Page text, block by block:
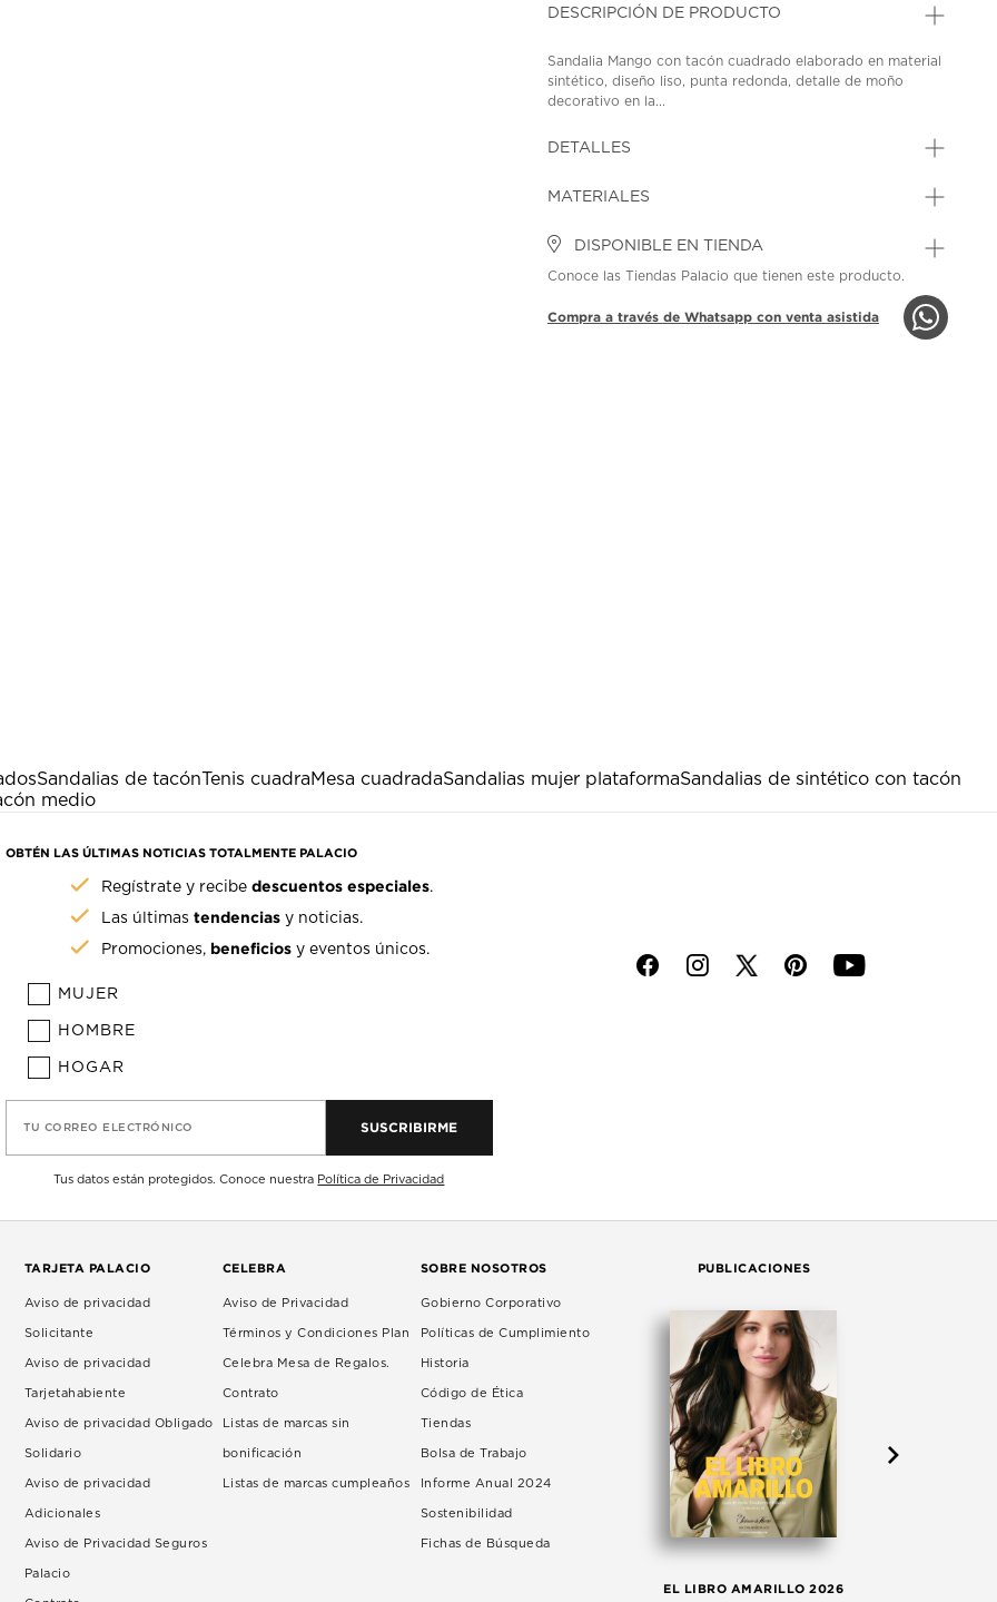
DESCRIPCIÓN DE PRODUCTO
Sandalia Mango con tacón cuadrado elaborado en material
sintético, diseño liso, punta redonda, detalle de moño
decorativo en la...
DETALLES
MATERIALES
DISPONIBLE EN TIENDA
Conoce las Tiendas Palacio que tienen este producto.
Compra a través de Whatsapp con venta asistida
Sandalias de tacónTenis cuadraMesa cuadradaSandalias mujer plataformaSandalias de sintético con tacón
medio
OBTÉN LAS ÚLTIMAS NOTICIAS TOTALMENTE PALACIO
Regístrate y recibedescuentos especiales.
Las últimastendencias y noticias.
Promociones, beneficios y eventos únicos.
MUJER
HOMBRE
HOGAR
TU CORREO ELECTRÓNICO SUSCRIBIRME
Tus datos están protegidos. Conoce nuestra Política de Privacidad
f i p y
TARJETA PALACIO
Aviso de privacidad
Solicitante
Aviso de privacidad
Tarjetahabiente
Aviso de privacidad Obligado
Solidario
Aviso de privacidad
Adicionales
Aviso de Privacidad Seguros
Palacio
CELEBRA
Aviso de Privacidad
Términos y Condiciones Plan
Celebra Mesa de Regalos.
Contrato
Listas de marcas sin
bonificación
Listas de marcas cumpleaños
SOBRE NOSOTROS
Gobierno Corporativo
Políticas de Cumplimiento
Historia
Código de Ética
Tiendas
Bolsa de Trabajo
Informe Anual 2024
Sostenibilidad
Fichas de Búsqueda
PUBLICACIONES
EL LIBRO AMARILLO 2026